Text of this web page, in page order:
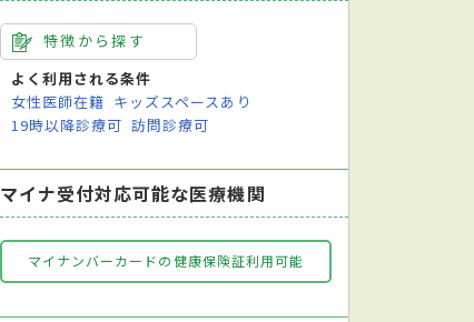
特徴から探す
よく利用される条件
女性医師在籍 キッズスペースあり
19時以降診療可 訪問診療可
マイナ受付対応可能な医療機関
マイナンバーカードの健康保険証利用可能